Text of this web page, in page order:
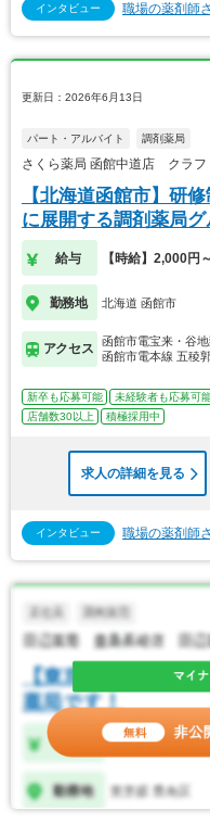
インタビュー 職場の薬剤師
更新日：2026年6月13日
パート・アルバイト 調剤薬局
さくら薬局 函館中道店 クラフ
【北海道函館市】研
に展開する調剤薬局
給与 【時給】2,000円
勤務地 北海道 函館市
アクセス
函館市電宝来・谷
函館市電本線 五稜
新卒も応募可能 未経験者も応募可
店舗数30以上
積極採用中
求人の詳細を見る
インタビュー 職場の薬剤師